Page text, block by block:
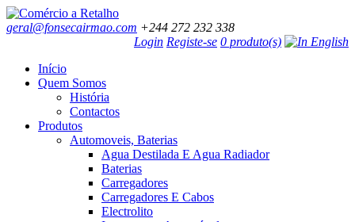
geral@fonsecairmao.com +244 272 232 338
Login Registe-se 0 produto(s)
Início
Quem Somos
História
Contactos
Produtos
Automoveis, Baterias
Agua Destilada E Agua Radiador
Baterias
Carregadores
Carregadores E Cabos
Electrolito